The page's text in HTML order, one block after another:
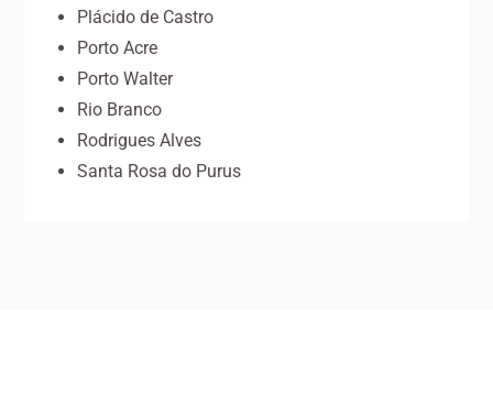
Plácido de Castro
Porto Acre
Porto Walter
Rio Branco
Rodrigues Alves
Santa Rosa do Purus